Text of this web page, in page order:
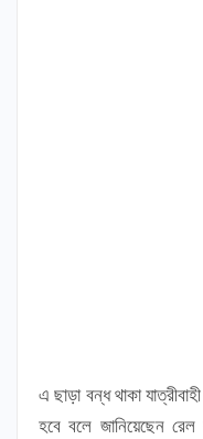
এ ছাড়া বন্ধ থাকা
হবে বলে জানিয়েছেন রেল